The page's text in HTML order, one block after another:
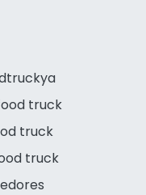
truck
truck
truck